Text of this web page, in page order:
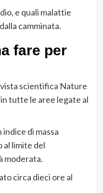
e quali malattie
camminata.
fare per
scientifica Nature
tutte le aree legate al
di massa
al limite del
moderata.
circa dieci ore al